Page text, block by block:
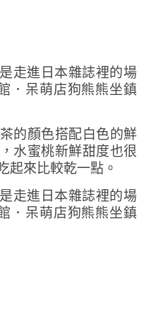
的顏色搭配白色的鮮
水蜜桃新鮮甜度也很
起來比較乾一點。